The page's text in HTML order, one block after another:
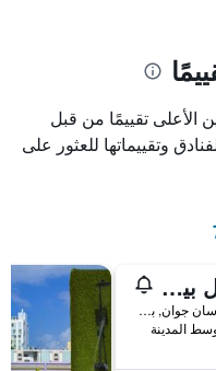
الأعلى تقييمًا من قبل
وتقييماتها للعثور على
كازا إيزابيل بيد آند بريكفاست
65 Calle Krug, سان جوان, بورتوريكو